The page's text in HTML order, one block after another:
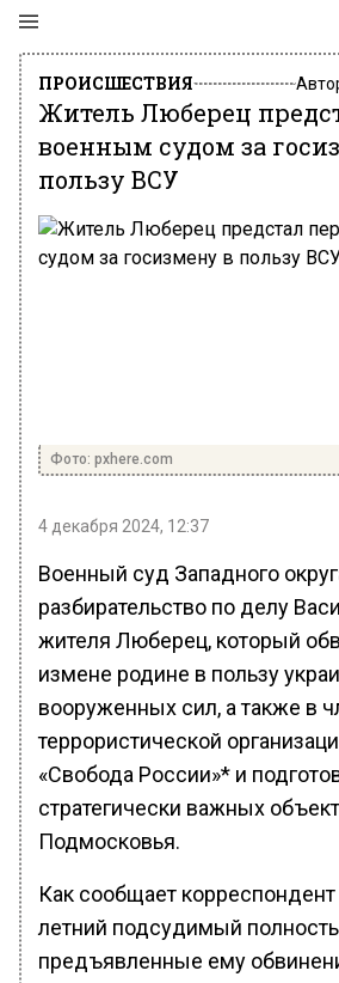
ПРОИСШЕСТВИЯ
Житель Люберец
военным судом за
пользу ВСУ
Фото: pxhere.com
4 декабря 2024, 12:37
Военный суд Западного
разбирательство по делу
жителя Люберец, который
измене родине в пользу
вооруженных сил, а также в
террористической
«Свобода России»* и
стратегически важных
Подмосковья.
Как сообщает
летний подсудимый
предъявленные ему